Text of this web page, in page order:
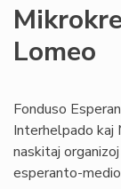
Lomeo
Fonduso
Interhelpado kaj
naskitaj
esperanto-